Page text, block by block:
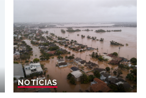
NOTÍCIAS